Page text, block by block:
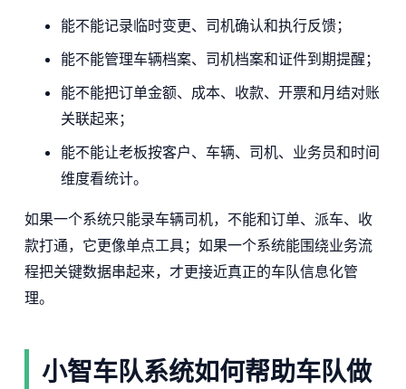
能不能记录临时变更、司机确认和执行反馈；
能不能管理车辆档案、司机档案和证件到期提醒；
能不能把订单金额、成本、收款、开票和月结对账
关联起来；
能不能让老板按客户、车辆、司机、业务员和时间
维度看统计。
如果一个系统只能录车辆司机，不能和订单、派车、收
款打通，它更像单点工具；如果一个系统能围绕业务流
程把关键数据串起来，才更接近真正的车队信息化管
理。
小智车队系统如何帮助车队做